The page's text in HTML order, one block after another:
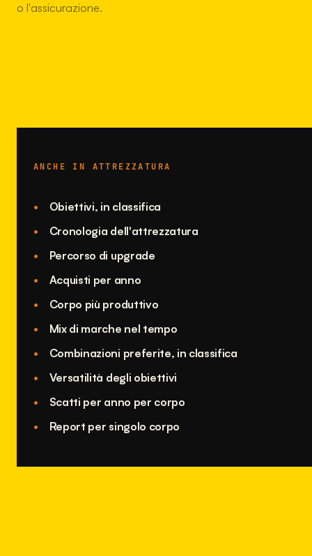
o l'assicurazione.
ANCHE IN ATTREZZATURA
Obiettivi, in classifica
Cronologia dell'attrezzatura
Percorso di upgrade
Acquisti per anno
Corpo più produttivo
Mix di marche nel tempo
Combinazioni preferite, in classifica
Versatilità degli obiettivi
Scatti per anno per corpo
Report per singolo corpo